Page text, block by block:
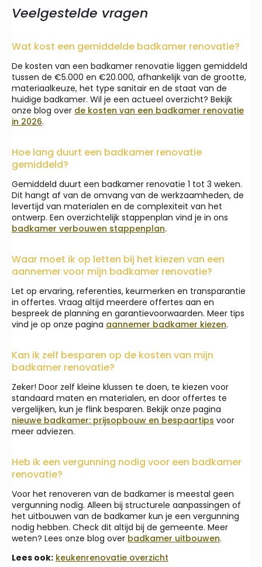
Veelgestelde vragen
Wat kost een gemiddelde badkamer renovatie?
De kosten van een badkamer renovatie liggen gemiddeld
tussen de €5.000 en €20.000, afhankelijk van de grootte,
materiaalkeuze, het type sanitair en de staat van de
huidige badkamer. Wil je een actueel overzicht? Bekijk
onze blog over de kosten van een badkamer renovatie
in 2026.
Hoe lang duurt een badkamer renovatie
gemiddeld?
Gemiddeld duurt een badkamer renovatie 1 tot 3 weken.
Dit hangt af van de omvang van de werkzaamheden, de
levertijd van materialen en de complexiteit van het
ontwerp. Een overzichtelijk stappenplan vind je in ons
badkamer verbouwen stappenplan.
Waar moet ik op letten bij het kiezen van een
aannemer voor mijn badkamer renovatie?
Let op ervaring, referenties, keurmerken en transparantie
in offertes. Vraag altijd meerdere offertes aan en
bespreek de planning en garantievoorwaarden. Meer tips
vind je op onze pagina aannemer badkamer kiezen.
Kan ik zelf besparen op de kosten van mijn
badkamer renovatie?
Zeker! Door zelf kleine klussen te doen, te kiezen voor
standaard maten en materialen, en door offertes te
vergelijken, kun je flink besparen. Bekijk onze pagina
nieuwe badkamer: prijsopbouw en bespaartips voor
meer adviezen.
Heb ik een vergunning nodig voor een badkamer
renovatie?
Voor het renoveren van de badkamer is meestal geen
vergunning nodig. Alleen bij structurele aanpassingen of
het uitbouwen van de badkamer kun je een vergunning
nodig hebben. Check dit altijd bij de gemeente. Meer
weten? Lees onze blog over badkamer uitbouwen.
Lees ook: keukenrenovatie overzicht